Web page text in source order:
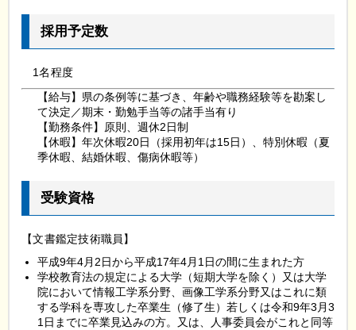
採用予定数
1名程度
【給与】県の条例等に基づき、年齢や職務経験等を勘案し
て決定／期末・勤勉手当等の諸手当有り
【勤務条件】原則、週休2日制
【休暇】年次休暇20日（採用初年は15日）、特別休暇（夏
季休暇、結婚休暇、傷病休暇等）
受験資格
【文書鑑定技術職員】
平成9年4月2日から平成17年4月1日の間に生まれた方
学校教育法の規定による大学（短期大学を除く）又は大学
院において情報工学系分野、画像工学系分野又はこれに類
する学科を専攻した卒業生（修了生）若しくは令和9年3月3
1日までに卒業見込みの方。又は、人事委員会がこれと同等